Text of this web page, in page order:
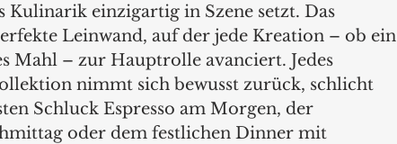
Kulinarik einzigartig in Szene setzt. Das
Leinwand, auf der jede Kreation – ob ein
Mahl – zur Hauptrolle avanciert. Jedes
nimmt sich bewusst zurück, schlicht
Schluck Espresso am Morgen, der
oder dem festlichen Dinner mit